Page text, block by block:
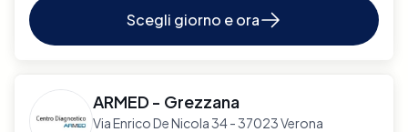
Scegli giorno e ora
ARMED - Grezzana
Via Enrico De Nicola 34 - 37023 Verona